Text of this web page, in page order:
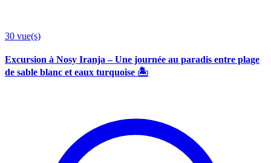
30 vue(s)
Excursion à Nosy Iranja – Une journée au paradis entre plage
de sable blanc et eaux turquoise 🏝️